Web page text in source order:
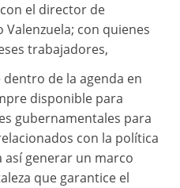
el director de
Valenzuela; con quienes
trabajadores,
de la agenda en
disponible para
gubernamentales para
con la política
generar un marco
que garantice el